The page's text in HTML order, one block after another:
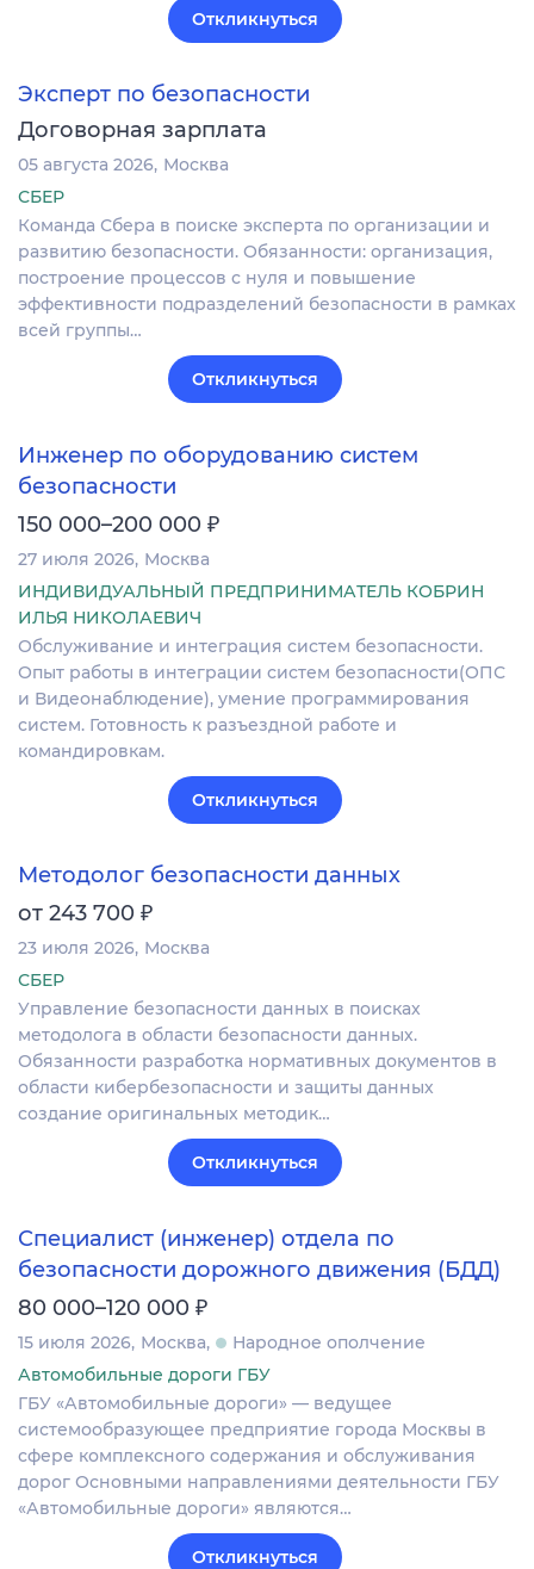
Откликнуться
Эксперт по безопасности
Договорная зарплата
05 августа 2026 Москва
СБЕР
Команда Сбера в поиске эксперта по организации и
развитию безопасности. Обязанности: организация,
построение процессов с нуля и повышение
эффективности подразделений безопасности в рамках
всей группы…
Откликнуться
Инженер по оборудованию систем
безопасности
150 000–200 000 ₽
27 июля 2026 Москва
ИНДИВИДУАЛЬНЫЙ ПРЕДПРИНИМАТЕЛЬ КОБРИН
ИЛЬЯ НИКОЛАЕВИЧ
Обслуживание и интеграция систем безопасности.
Опыт работы в интеграции систем безопасности(ОПС
и Видеонаблюдение), умение программирования
систем. Готовность к разъездной работе и
командировкам.
Откликнуться
Методолог безопасности данных
от 243 700 ₽
23 июля 2026 Москва
СБЕР
Управление безопасности данных в поисках
методолога в области безопасности данных.
Обязанности разработка нормативных документов в
области кибербезопасности и защиты данных
создание оригинальных методик…
Откликнуться
Специалист (инженер) отдела по
безопасности дорожного движения (БДД)
80 000–120 000 ₽
15 июля 2026 Москва
Народное ополчение
Автомобильные дороги ГБУ
ГБУ «Автомобильные дороги» — ведущее
системообразующее предприятие города Москвы в
сфере комплексного содержания и обслуживания
дорог Основными направлениями деятельности ГБУ
«Автомобильные дороги» являются…
Откликнуться